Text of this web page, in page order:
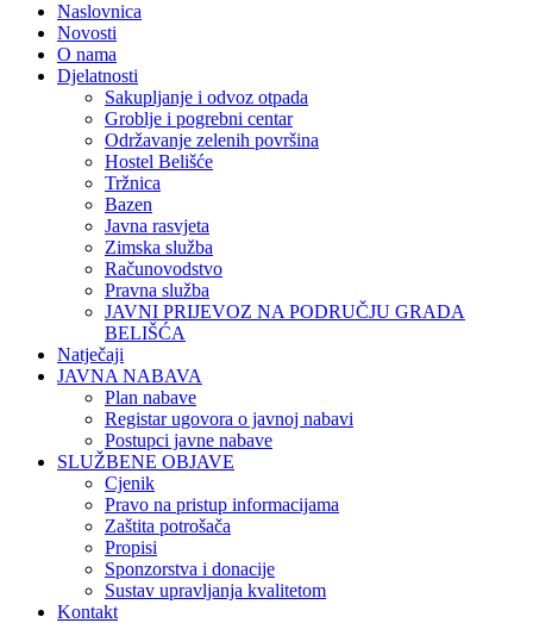
Naslovnica
Novosti
O nama
Djelatnosti
Sakupljanje i odvoz otpada
Groblje i pogrebni centar
Održavanje zelenih površina
Hostel Belišće
Tržnica
Bazen
Javna rasvjeta
Zimska služba
Računovodstvo
Pravna služba
JAVNI PRIJEVOZ NA PODRUČJU GRADA
BELIŠĆA
Natječaji
JAVNA NABAVA
Plan nabave
Registar ugovora o javnoj nabavi
Postupci javne nabave
SLUŽBENE OBJAVE
Cjenik
Pravo na pristup informacijama
Zaštita potrošača
Propisi
Sponzorstva i donacije
Sustav upravljanja kvalitetom
Kontakt